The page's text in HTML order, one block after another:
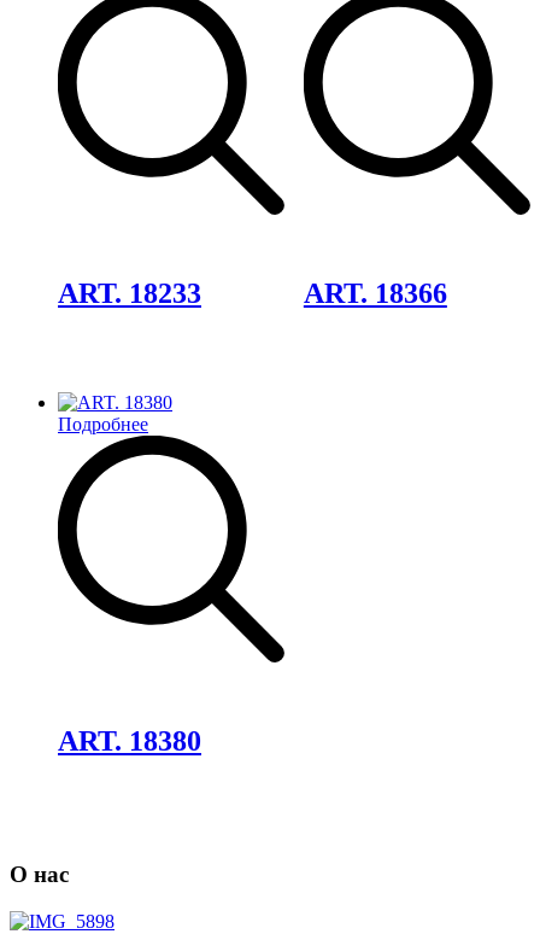
избранное
ART. 18233
избранное
ART. 18366
Подробнее
избранное
ART. 18380
О нас